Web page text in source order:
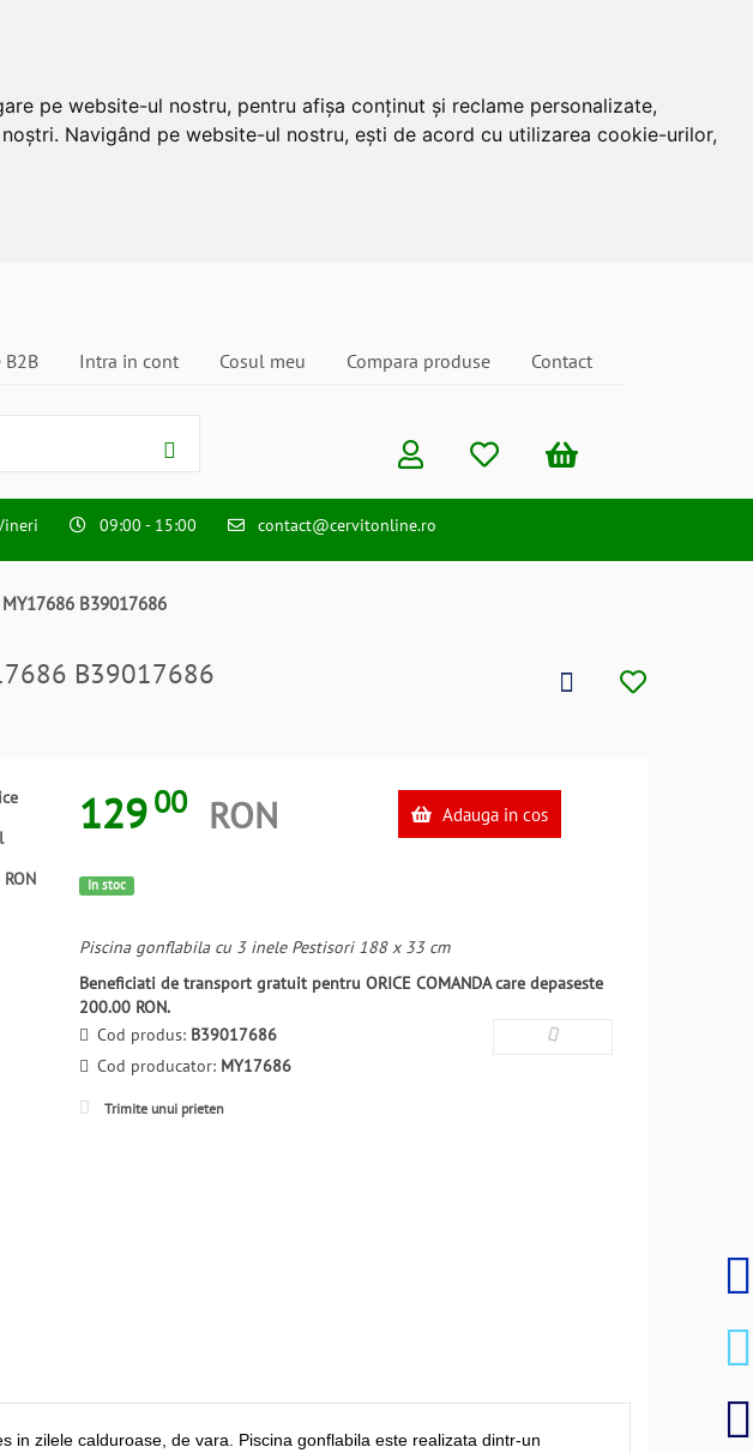
pe website-ul nostru, pentru afișa conținut și reclame personalizate,
Navigând pe website-ul nostru, ești de acord cu utilizarea cookie-urilor,
B2B Intra in cont Cosul meu Compara produse Contact
09:00 - 15:00 contact@cervitonline.ro
B39017686
B39017686
12900 RON Adauga in cos
In stoc
Piscina gonflabila cu 3 inele Pestisori 188 x 33 cm
Beneficiati de transport gratuit pentru ORICE COMANDA care depaseste
200.00 RON.
Cod produs: B39017686
Cod producator: MY17686
Trimite unui prieten
in zilele calduroase, de vara. Piscina gonflabila este realizata dintr-un